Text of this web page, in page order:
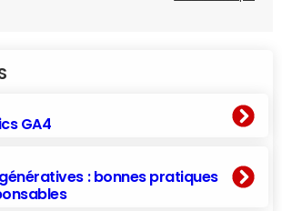
GA4
: bonnes pratiques